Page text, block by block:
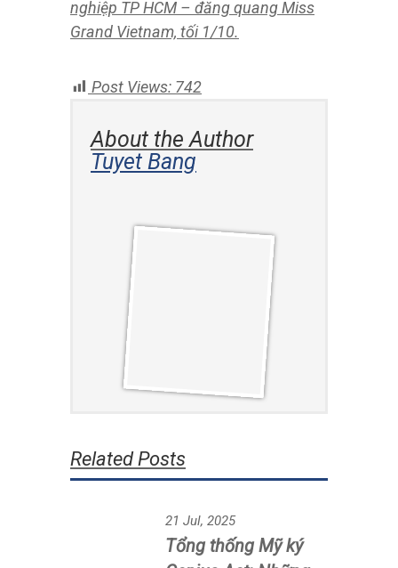
(Baonghean.vn) – Mưa lũ trong
những ngày qua cho hàng hóa trang
bàn Nghệ An có nguy cơ bị mất
Đoàn Thiên Ân đăng quang
Miss Grand Vietnam 2022
nghiệp TP HCM – đăng quang Miss
Post Views: 742